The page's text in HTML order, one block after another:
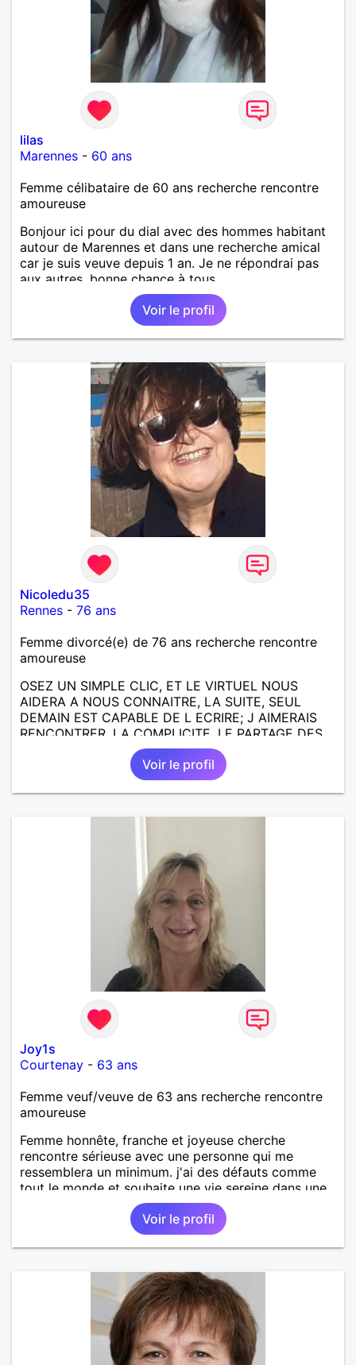
lilas
Marennes - 60 ans
Femme célibataire de 60 ans recherche rencontre
amoureuse
Bonjour ici pour du dial avec des hommes habitant
autour de Marennes et dans une recherche amical
car je suis veuve depuis 1 an. Je ne répondrai pas
aux autres, bonne chance à tous.
Voir le profil
Nicoledu35
Rennes - 76 ans
Femme divorcé(e) de 76 ans recherche rencontre
amoureuse
OSEZ UN SIMPLE CLIC, ET LE VIRTUEL NOUS
AIDERA A NOUS CONNAITRE, LA SUITE, SEUL
DEMAIN EST CAPABLE DE L ECRIRE; J AIMERAIS
RENCONTRER, LA COMPLICITE, LE PARTAGE DES
BELLES CHOSES DE LA VIE : BALADES, VOYAGES
EN FRANCE OU AILLEURS. ETRE A L ECOUTE DE L
AUTRE, ET LA VIE SERA PLUS BELLE
ENCORE.....................
Voir le profil
Joy1s
Courtenay - 63 ans
Femme veuf/veuve de 63 ans recherche rencontre
amoureuse
Femme honnête, franche et joyeuse cherche
rencontre sérieuse avec une personne qui me
ressemblera un minimum. j'ai des défauts comme
tout le monde et souhaite une vie sereine dans une
relation sur du long terme.
Voir le profil